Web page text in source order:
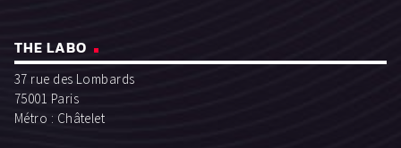
THE LABO
37 rue des Lombards
75001 Paris
Métro : Châtelet